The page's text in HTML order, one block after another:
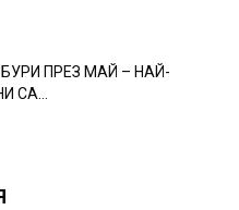
ПРЕЗ МАЙ – НАЙ-
СА…